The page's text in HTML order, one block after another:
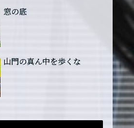
窓の底
山門の真ん中を歩くな